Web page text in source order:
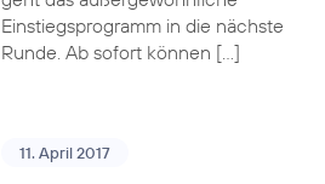
Einstiegsprogramm in die nächste
Runde. Ab sofort können […]
11. April 2017